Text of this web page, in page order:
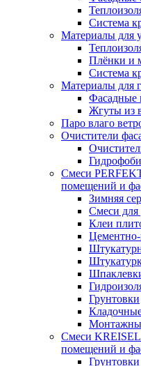
Система
Материалы для
Плёнки и
Система
Материалы для
Фасадные
Жгуты из
Паро влаго
Очистители
Смеси
помещений и
Зимняя
Смеси для
Клеи
Цементно-
Грунтовки
Смеси KREISEL
помещений и
Грунтовки